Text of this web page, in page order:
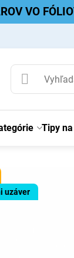
VO
Tipy
uzáver